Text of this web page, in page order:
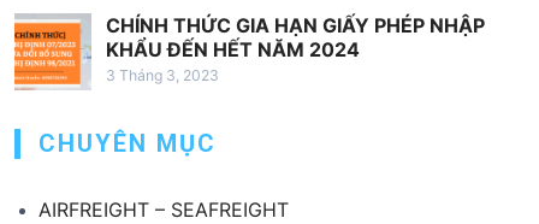
CHÍNH THỨC GIA HẠN GIẤY PHÉP NHẬP
KHẨU ĐẾN HẾT NĂM 2024
3 Tháng 3, 2023
CHUYÊN MỤC
AIRFREIGHT – SEAFREIGHT